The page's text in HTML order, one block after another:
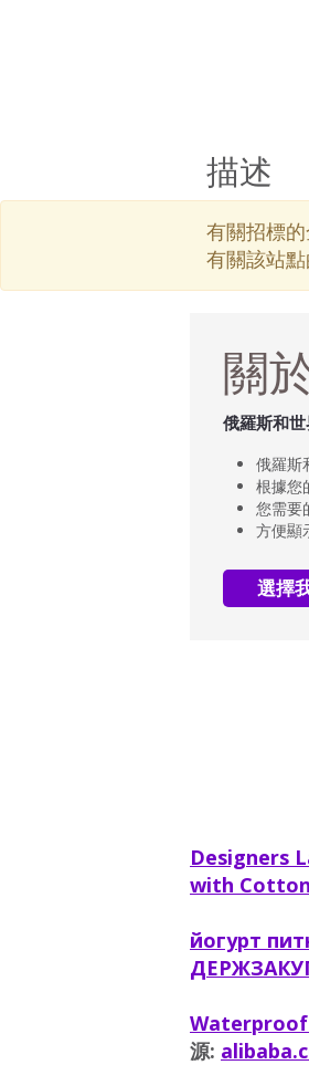
描述
有關招標的
有關該站點
關
俄羅斯和
俄羅斯
根據您
您需要
方便顯
選擇
Designers
with
йогурт
Waterproof
源: